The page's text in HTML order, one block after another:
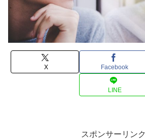
X Facebook
LINE
スポンサーリンク